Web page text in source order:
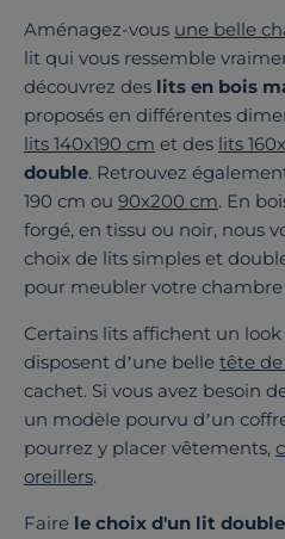
Aménagez-vous une belle
lit qui vous ressemble
découvrez des lits en bois
proposés en différentes
lits 140x190 cm et des lits
double. Retrouvez
190 cm ou 90x200 cm. En
forgé, en tissu ou noir, nous
choix de lits simples et
pour meubler votre chambre
Certains lits affichent un look
disposent d’une belle tête
cachet. Si vous avez besoin
un modèle pourvu d’un
pourrez y placer vêtements,
oreillers.
Faire le choix d'un lit double